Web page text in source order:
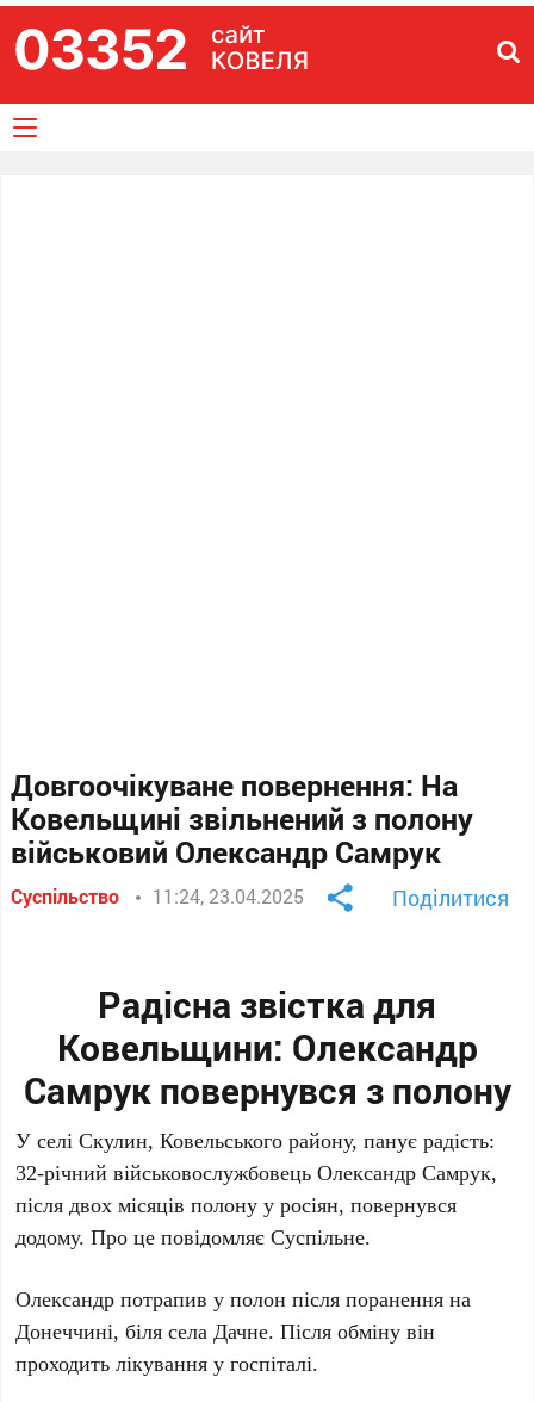
Довгоочікуване повернення: На
Ковельщині звільнений з полону
військовий Олександр Самрук
Суспільство 11:24, 23.04.2025 Поділитися
Радісна звістка для
Ковельщини: Олександр
Самрук повернувся з полону
У селі Скулин, Ковельського району, панує радість:
32-річний військовослужбовець Олександр Самрук,
після двох місяців полону у росіян, повернувся
додому. Про це повідомляє Суспільне.
Олександр потрапив у полон після поранення на
Донеччині, біля села Дачне. Після обміну він
проходить лікування у госпіталі.